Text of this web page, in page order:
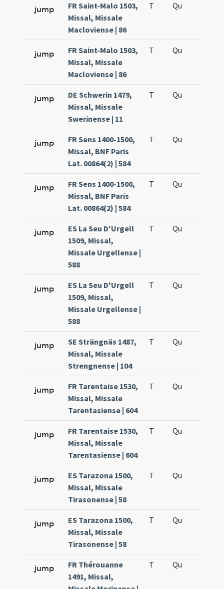
jump
FR Saint-Malo 1503,
Missal, Missale
Macloviense | 86
T Qu
jump
FR Saint-Malo 1503,
Missal, Missale
Macloviense | 86
T Qu
jump
DE Schwerin 1479,
Missal, Missale
Swerinense | 11
T Qu
jump
FR Sens 1400-1500,
Missal, BNF Paris
Lat. 00864(2) | 584
T Qu
jump
FR Sens 1400-1500,
Missal, BNF Paris
Lat. 00864(2) | 584
T Qu
jump
ES La Seu D'Urgell
1509, Missal,
Missale Urgellense |
588
T Qu
jump
ES La Seu D'Urgell
1509, Missal,
Missale Urgellense |
588
T Qu
jump
SE Strängnäs 1487,
Missal, Missale
Strengnense | 104
T Qu
jump
FR Tarentaise 1530,
Missal, Missale
Tarentasiense | 604
T Qu
jump
FR Tarentaise 1530,
Missal, Missale
Tarentasiense | 604
T Qu
jump
ES Tarazona 1500,
Missal, Missale
Tirasonense | 58
T Qu
jump
ES Tarazona 1500,
Missal, Missale
Tirasonense | 58
T Qu
jump
FR Thérouanne
1491, Missal,
T Qu